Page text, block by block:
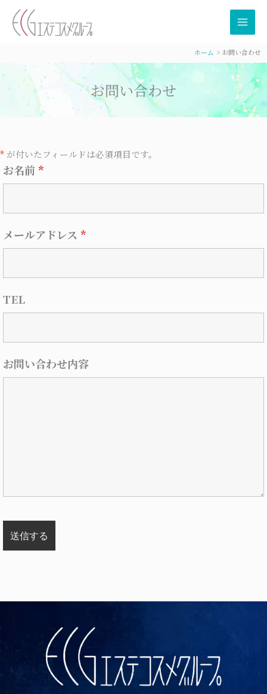
ッ
ホーム お問い合わせ
お問い合わせ
* が付いたフィールドは必須項目です。
お名前 *
メールアドレス *
TEL
お問い合わせ内容